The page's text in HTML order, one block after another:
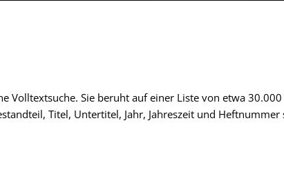
Volltextsuche. Sie beruht auf einer Liste von etwa
Titel, Untertitel, Jahr, Jahreszeit und Heftnummer